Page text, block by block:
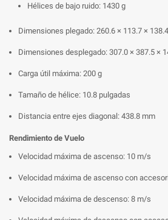
Hélices de bajo ruido: 1430 g
Dimensiones plegado: 260.6 × 113.7 ×
Dimensiones desplegado: 307.0 × 387.5 ×
Carga útil máxima: 200 g
Tamaño de hélice: 10.8 pulgadas
Distancia entre ejes diagonal: 438.8 mm
Rendimiento de Vuelo
Velocidad máxima de ascenso: 10 m/s
Velocidad máxima de ascenso con
Velocidad máxima de descenso: 8 m/s